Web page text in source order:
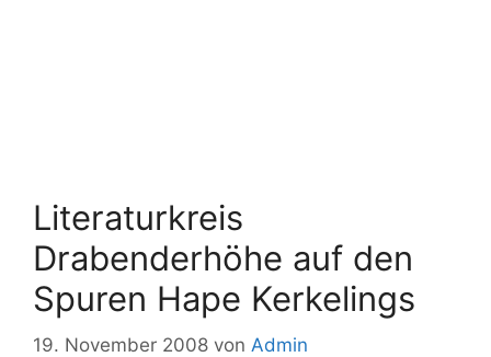
Literaturkreis
Drabenderhöhe auf den
Spuren Hape Kerkelings
19. November 2008 von Admin